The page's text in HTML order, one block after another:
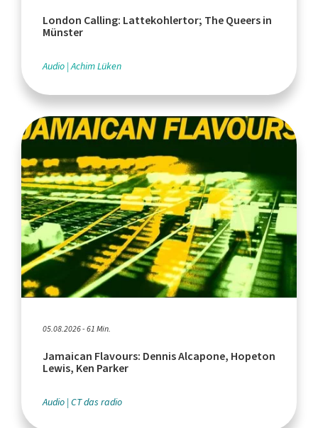
London Calling: Lattekohlertor; The Queers in
Münster
Audio Achim Lüken
05.08.2026 - 61 Min.
Jamaican Flavours: Dennis Alcapone, Hopeton
Lewis, Ken Parker
Audio CT das radio